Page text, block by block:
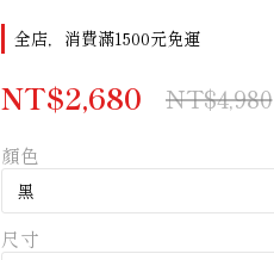
全店，消費滿1500元免運
NT$2,680 NT$4,980
顏色
尺寸